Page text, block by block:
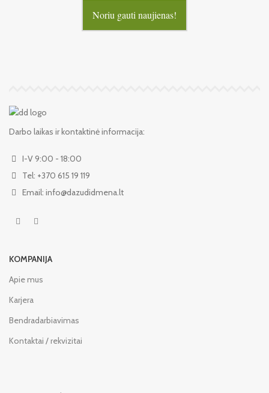
Noriu gauti naujienas!
Darbo laikas ir kontaktinė informacija:
I-V 9:00 - 18:00
Tel: +370 615 19 119
Email: info@dazudidmena.lt
KOMPANIJA
Apie mus
Karjera
Bendradarbiavimas
Kontaktai / rekvizitai